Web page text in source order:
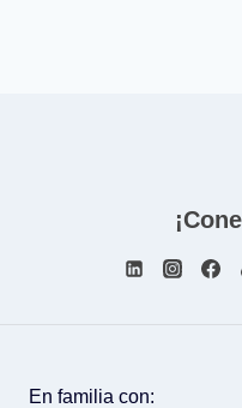
En familia con: